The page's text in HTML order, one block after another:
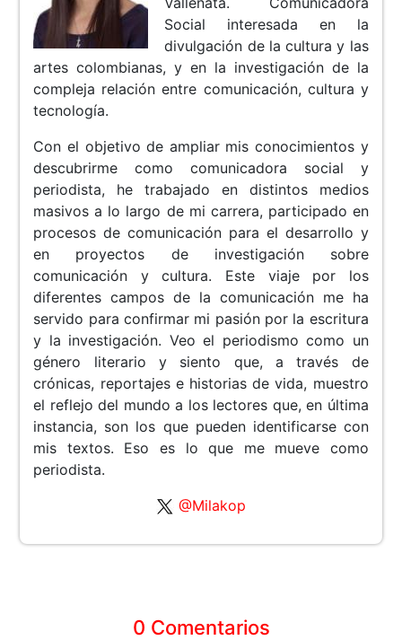
Social interesada en la
divulgación de la cultura y las
artes colombianas, y en la investigación de la
compleja relación entre comunicación, cultura y
tecnología.
Con el objetivo de ampliar mis conocimientos y
descubrirme como comunicadora social y
periodista, he trabajado en distintos medios
masivos a lo largo de mi carrera, participado en
procesos de comunicación para el desarrollo y
en proyectos de investigación sobre
comunicación y cultura. Este viaje por los
diferentes campos de la comunicación me ha
servido para confirmar mi pasión por la escritura
y la investigación. Veo el periodismo como un
género literario y siento que, a través de
crónicas, reportajes e historias de vida, muestro
el reflejo del mundo a los lectores que, en última
instancia, son los que pueden identificarse con
mis textos. Eso es lo que me mueve como
periodista.
@Milakop
0 Comentarios